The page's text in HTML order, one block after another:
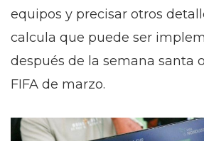
equipos y precisar otros
calcula que puede ser
después de la semana santa
FIFA de marzo.